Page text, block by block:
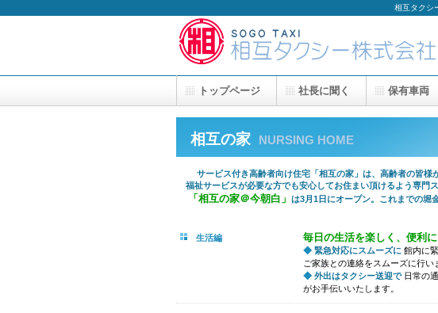
相互タクシ
相互の家 NURSING HOME
サービス付き高齢者向け住宅「相互の家」は、高齢者の皆様
福祉サービスが必要な方でも安心してお住まい頂けるよう専門
「相互の家＠今朝白」は3月1日にオープン。これまでの堀
生活編 毎日の生活を楽しく、便利に
◆ 緊急対応にスムーズに 館内に
ご家族との連絡をスムーズに行い
◆ 外出はタクシー送迎で 日常の
がお手伝いいたします。
トップページ 社長に聞く 保有車両